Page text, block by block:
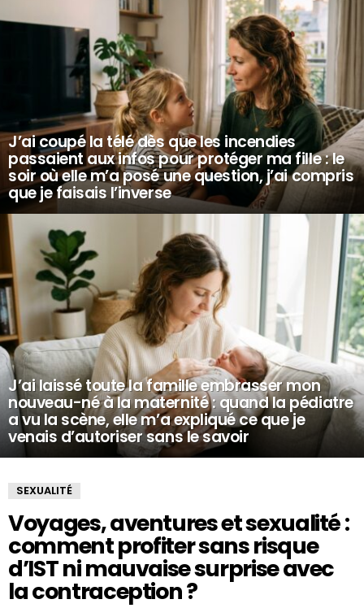
J’ai coupé la télé dès que les incendies
passaient aux infos pour protéger ma fille : le
soir où elle m’a posé une question, j’ai compris
que je faisais l’inverse
J’ai laissé toute la famille embrasser mon
nouveau-né à la maternité : quand la pédiatre
a vu la scène, elle m’a expliqué ce que je
venais d’autoriser sans le savoir
SEXUALITÉ
Voyages, aventures et sexualité :
comment profiter sans risque
d’IST ni mauvaise surprise avec
la contraception ?